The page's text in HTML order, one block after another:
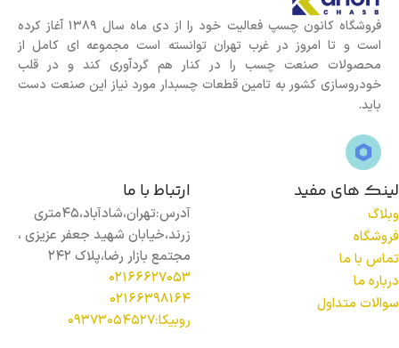
فروشگاه کانون چسپ فعالیت خود را از دی ماه سال 1389 آغاز کرده
است و تا امروز در غرب تهران توانسته است مجموعه ای کامل از
محصولات صنعت چسب را در کنار هم گردآوری کند و در قلب
خودروسازی کشور به تامین قطعات چسبدار مورد نیاز این صنعت دست
باید.
لینک های مفید
وبلاگ
فروشگاه
تماس با ما
درباره ما
سوالات متداول
ارتباط با ما
آدرس:تهران،شادآباد،45متری
زرند،خیابان شهید جعفر عزیزی ،
مجتمع بازار رضا،پلاک 242
02166627053
02166398164
روبیکا:09373054527